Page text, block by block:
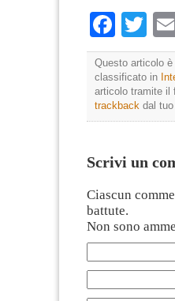
Questo articolo
classificato in
articolo tramite il
trackback dal
Scrivi un
Ciascun
battute.
Non sono